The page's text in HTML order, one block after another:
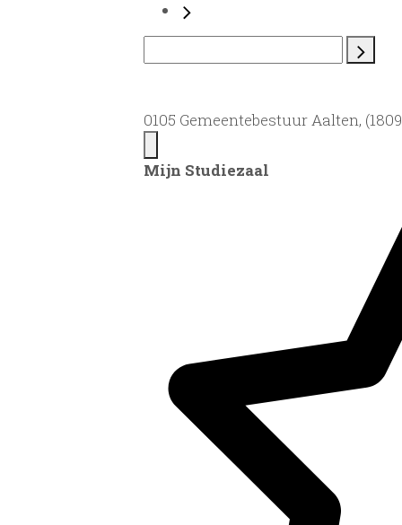
0105 Gemeentebestuur Aalten,
Mijn Studiezaal